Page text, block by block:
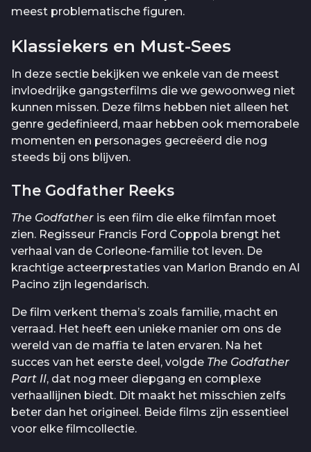
meest problematische figuren.
Klassiekers en Must-Sees
In deze sectie bekijken we enkele van de meest
invloedrijke gangsterfilms die we gewoonweg niet
kunnen missen. Deze films hebben niet alleen het
genre gedefinieerd, maar hebben ook memorabele
momenten en personages gecreëerd die nog
steeds bij ons blijven.
The Godfather Reeks
The Godfather is een film die elke filmfan moet
zien. Regisseur Francis Ford Coppola brengt het
verhaal van de Corleone-familie tot leven. De
krachtige acteerprestaties van Marlon Brando en Al
Pacino zijn legendarisch.
De film verkent thema’s zoals familie, macht en
verraad. Het heeft een unieke manier om ons de
wereld van de maffia te laten ervaren. Na het
succes van het eerste deel, volgde The Godfather
Part II, dat nog meer diepgang en complexe
verhaallijnen biedt. Dit maakt het misschien zelfs
beter dan het origineel. Beide films zijn essentieel
voor elke filmcollectie.